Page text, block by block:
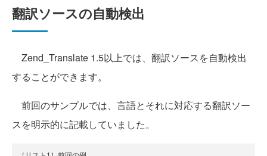
翻訳ソースの自動検出
Zend_Translate 1.5以上では、翻訳ソースを自動検出
することができます。
前回のサンプルでは、言語とそれに対応する翻訳ソー
スを明示的に記載していました。